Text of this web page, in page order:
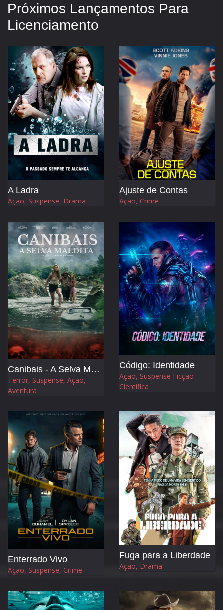
Próximos Lançamentos Para
Licenciamento
A Ladra
Ação, Suspense, Drama
Ajuste de Contas
Ação, Crime
Canibais - A Selva Maldita
Terror, Suspense, Ação,
Aventura
Código: Identidade
Ação, Suspense Ficção
Científica
Enterrado Vivo
Ação, Suspense, Crime
Fuga para a Liberdade
Ação, Drama